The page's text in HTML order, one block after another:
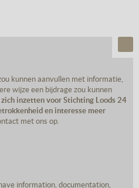
kunnen aanvullen met informatie,
wijze een bijdrage zou kunnen
inzetten voor Stichting Loods 24
en interesse meer
met ons op.
information, documentation,